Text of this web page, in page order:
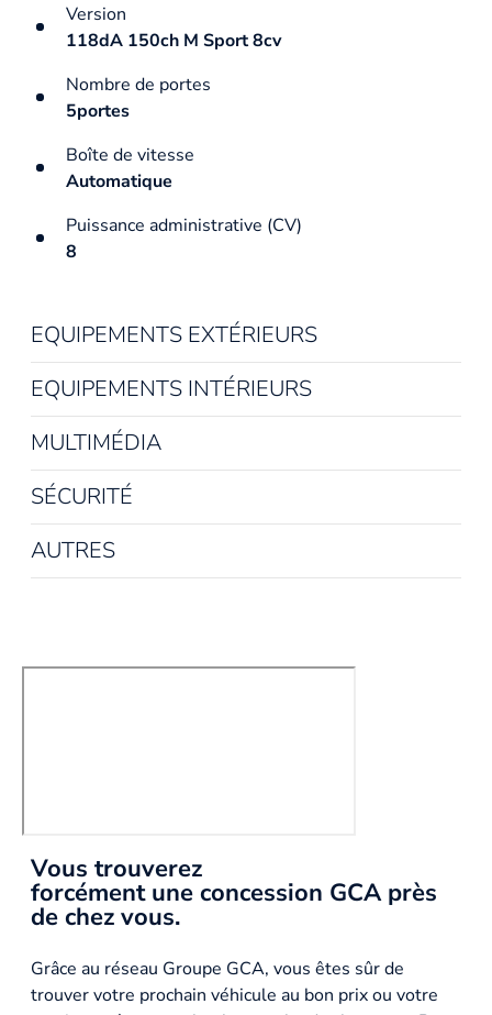
Version
118dA 150ch M Sport 8cv
Nombre de portes
5portes
Boîte de vitesse
Automatique
Puissance administrative (CV)
8
EQUIPEMENTS EXTÉRIEURS
EQUIPEMENTS INTÉRIEURS
MULTIMÉDIA
SÉCURITÉ
AUTRES
Vous trouverez
forcément une concession GCA près
de chez vous.
Grâce au réseau Groupe GCA, vous êtes sûr de
trouver votre prochain véhicule au bon prix ou votre